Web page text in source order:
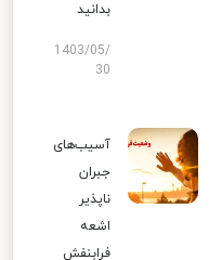
بدانید
1403/05/
30
آسیب‌های
جبران
ناپذیر
اشعه
فرابنفش